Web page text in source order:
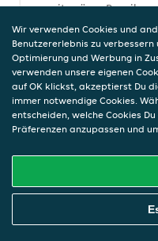
mit grüner Paprika
10,90 €
inkl. Pfand (0,00 €)
Oliven und
Ein harmonisches
4,90 €
inkl. Pfand (0,00 €)
Wir verwenden Cookies und
Benutzererlebnis zu
Optimierung und Werbung in
verwenden unsere eigenen
auf OK klickst, akzeptierst Du
immer notwendige Cookies.
entscheiden, welche Cookies
Präferenzen anzupassen und